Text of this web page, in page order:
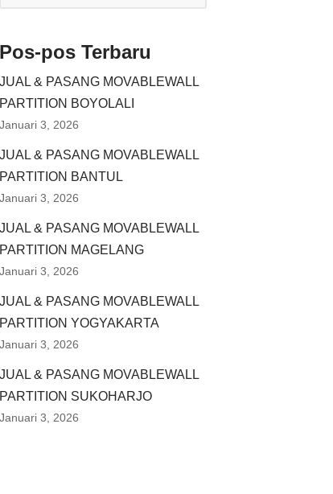
Pos-pos Terbaru
JUAL & PASANG MOVABLEWALL
PARTITION BOYOLALI
Januari 3, 2026
JUAL & PASANG MOVABLEWALL
PARTITION BANTUL
Januari 3, 2026
JUAL & PASANG MOVABLEWALL
PARTITION MAGELANG
Januari 3, 2026
JUAL & PASANG MOVABLEWALL
PARTITION YOGYAKARTA
Januari 3, 2026
JUAL & PASANG MOVABLEWALL
PARTITION SUKOHARJO
Januari 3, 2026